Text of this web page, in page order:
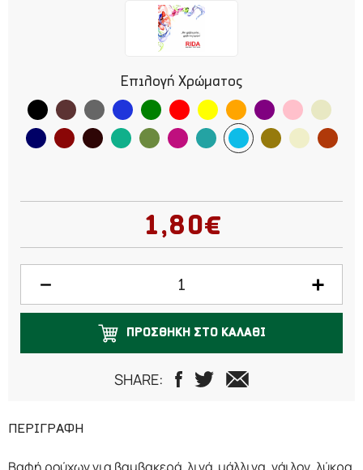
Επιλογή Χρώματος
1,80€
ΠΡΟΣΘΗΚΗ ΣΤΟ ΚΑΛΑΘΙ
SHARE:
ΠΕΡΙΓΡΑΦΗ